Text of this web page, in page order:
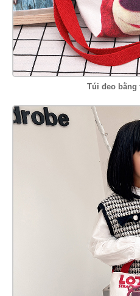
Túi đeo bằng